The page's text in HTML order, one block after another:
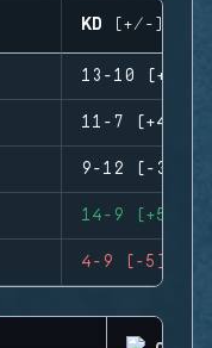
KD (+/-)
13-10 (+3)
11-7 (+4)
9-12 (-3)
14-9 (+5)
4-9 (-5)